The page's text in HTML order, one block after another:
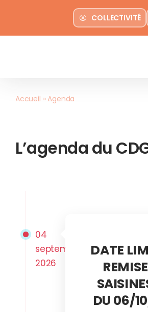
contenu
COLLECTIVITÉ
Accueil »Agenda
L’agenda du
04
septembre
2026
DATE
DU 06/